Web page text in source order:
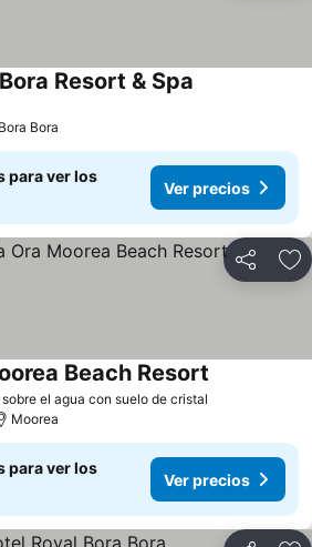
Resort & Spa
Bora Bora
para ver los
Ver precios
Compartir
el agua con suelo de cristal
Beach Resort
Moorea
para ver los
Ver precios